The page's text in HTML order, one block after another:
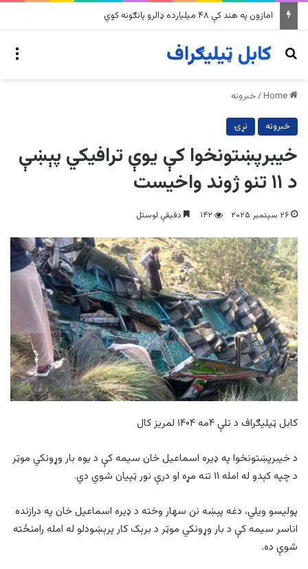
په وینزویلا کې زورورو زلزلو پراخ زیانونه اړولي
Search for
/خبرونه
خبرونه نړۍ
خیبرپښتونخوا کې یوې ترافیکي پېښې
د ۱۱ تنو ژوند واخیست
۲۶ سپتمبر ۲۰۲۵ ۱۴۲ دقیقې لوستل
کابل ټیلیګراف د تلې ۴مه ۱۴۰۴ لمریز کال
د خیبرپښتونخوا په ډیره اسماعیل خان سیمه کې د یوه بار وړونکي موټر
د چپه کېدو له امله ۱۱ تنه مړه او درې نور ټپیان شوي دي.
پولیسو ویلي، دغه پېښه نن سهار وخته د ډیره اسماعیل خان په درازنده
اناسر سیمه کې د بار وړونکي موټر د برېک کار پرېښودلو له امله رامنځته
شوې ده.